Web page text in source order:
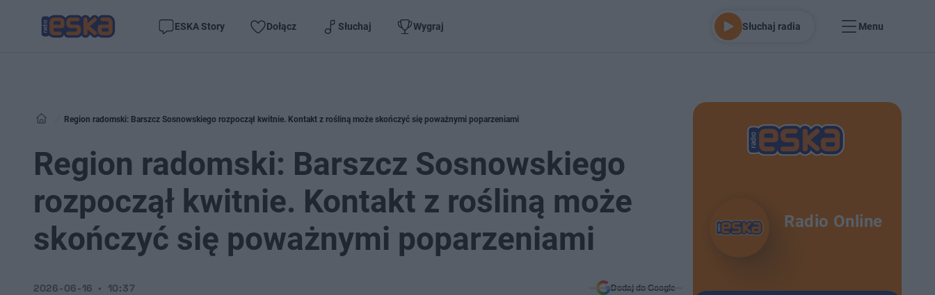
ESKA Story Dołącz Słuchaj Wygraj Słuchaj radia Menu
Region radomski: Barszcz Sosnowskiego rozpoczął kwitnie. Kontakt z rośliną może skończyć się poważnymi poparzeniami
Region radomski: Barszcz Sosnowskiego
rozpoczął kwitnie. Kontakt z rośliną może
skończyć się poważnymi poparzeniami
2026-06-16 10:37 Dodaj do Google
Radio Online